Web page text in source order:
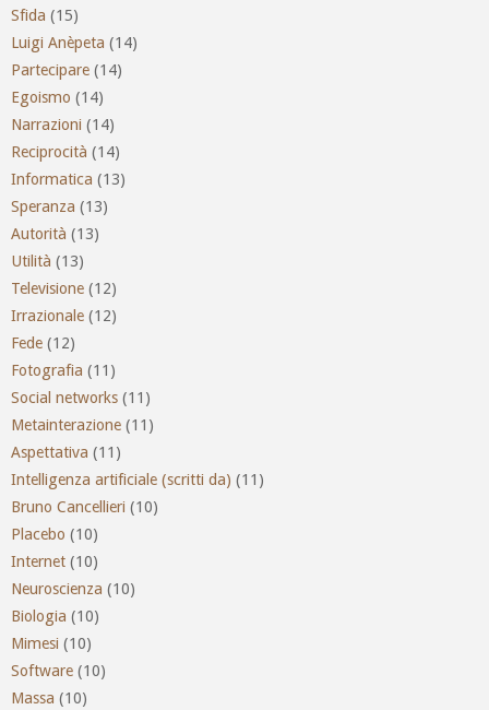
Sfida (15)
Luigi Anèpeta (14)
Partecipare (14)
Egoismo (14)
Narrazioni (14)
Reciprocità (14)
Informatica (13)
Speranza (13)
Autorità (13)
Utilità (13)
Televisione (12)
Irrazionale (12)
Fede (12)
Fotografia (11)
Social networks (11)
Metainterazione (11)
Aspettativa (11)
Intelligenza artificiale (scritti da) (11)
Bruno Cancellieri (10)
Placebo (10)
Internet (10)
Neuroscienza (10)
Biologia (10)
Mimesi (10)
Software (10)
Massa (10)